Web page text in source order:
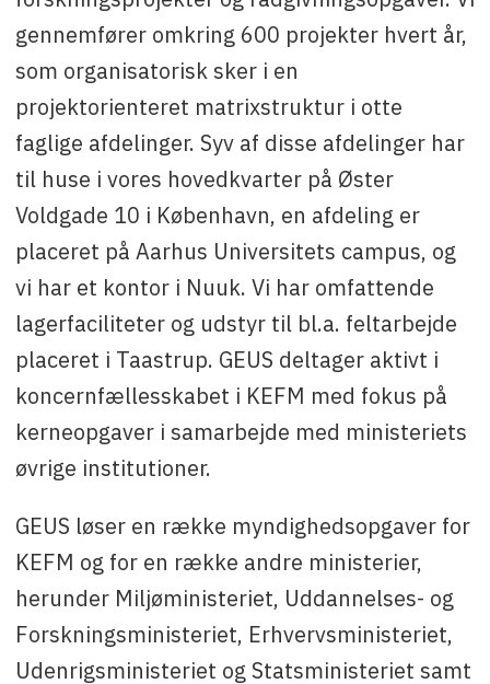
gennemfører omkring 600 projekter hvert år,
som organisatorisk sker i en
projektorienteret matrixstruktur i otte
faglige afdelinger. Syv af disse afdelinger har
til huse i vores hovedkvarter på Øster
Voldgade 10 i København, en afdeling er
placeret på Aarhus Universitets campus, og
vi har et kontor i Nuuk. Vi har omfattende
lagerfaciliteter og udstyr til bl.a. feltarbejde
placeret i Taastrup. GEUS deltager aktivt i
koncernfællesskabet i KEFM med fokus på
kerneopgaver i samarbejde med ministeriets
øvrige institutioner.
GEUS løser en række myndighedsopgaver for
KEFM og for en række andre ministerier,
herunder Miljøministeriet, Uddannelses- og
Forskningsministeriet, Erhvervsministeriet,
Udenrigsministeriet og Statsministeriet samt